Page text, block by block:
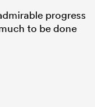
progress
to be done